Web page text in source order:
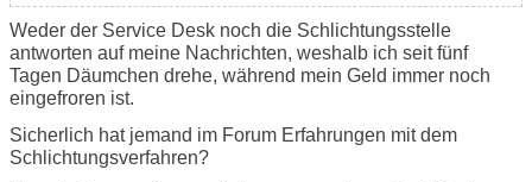
Weder der Service Desk noch die Schlichtungsstelle
antworten auf meine Nachrichten, weshalb ich seit fünf
Tagen Däumchen drehe, während mein Geld immer noch
eingefroren ist.
Sicherlich hat jemand im Forum Erfahrungen mit dem
Schlichtungsverfahren?